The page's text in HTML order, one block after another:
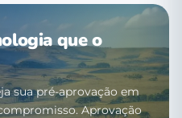
que o
sua pré-aprovação em
Aprovação